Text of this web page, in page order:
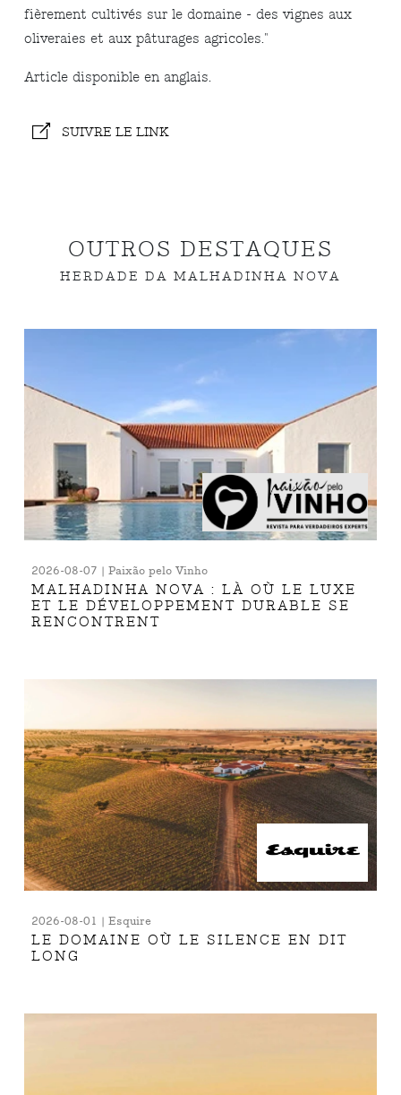
fièrement cultivés sur le domaine - des vignes aux
oliveraies et aux pâturages agricoles."
Article disponible en anglais.
SUIVRE LE LINK
OUTROS DESTAQUES
HERDADE DA MALHADINHA NOVA
2026-08-07 | Paixão pelo Vinho
MALHADINHA NOVA : LÀ OÙ LE LUXE
ET LE DÉVELOPPEMENT DURABLE SE
RENCONTRENT
2026-08-01 | Esquire
LE DOMAINE OÙ LE SILENCE EN DIT
LONG